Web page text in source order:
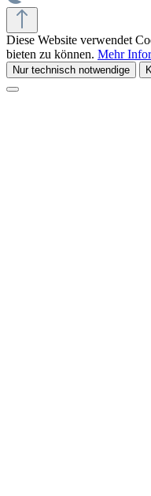
Diese Website verwendet
bieten zu können. Mehr
Nur technisch notwendige